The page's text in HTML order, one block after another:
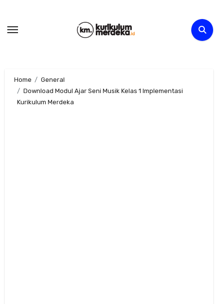
content
Home
General
Download Modul Ajar Seni Musik Kelas 1 Implementasi
Kurikulum Merdeka